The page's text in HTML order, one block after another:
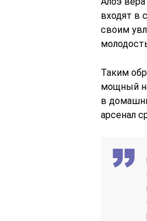
входят в
своим
Таким
мощный
в
арсенал